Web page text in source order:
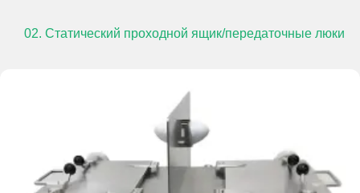
02. Статический проходной ящик/передаточные люки